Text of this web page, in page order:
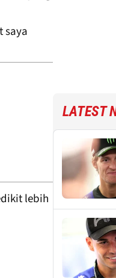
saya
lebih
LATEST